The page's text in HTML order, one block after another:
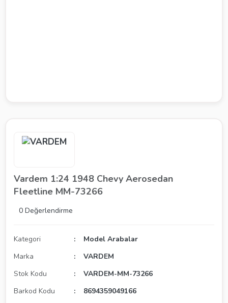
Vardem 1:24 1948 Chevy Aerosedan
Fleetline MM-73266
0 Değerlendirme
Kategori
Model Arabalar
Marka
VARDEM
Stok Kodu
VARDEM-MM-73266
Barkod Kodu
8694359049166